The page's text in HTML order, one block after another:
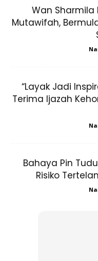
“Kebanyakan wanita
memberitahu kepada
Wan Sharmila
Mutawifah,
“Layak Jadi
Terima Ijazah
Bahaya Pin
Risiko